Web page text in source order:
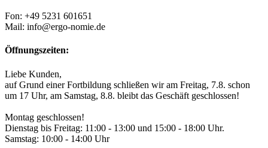
Fon: +49 5231 601651
Mail: info@ergo-nomie.de
Öffnungszeiten:
Liebe Kunden,
auf Grund einer Fortbildung schließen wir am Freitag, 7.8. schon
um 17 Uhr, am Samstag, 8.8. bleibt das Geschäft geschlossen!
Montag geschlossen!
Dienstag bis Freitag: 11:00 - 13:00 und 15:00 - 18:00 Uhr.
Samstag: 10:00 - 14:00 Uhr